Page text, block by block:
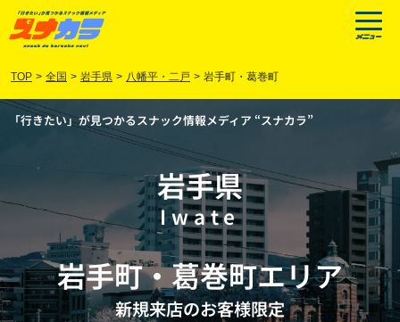
TOP > 全国 > 岩手県 > 八幡平・二戸 > 岩手町・葛巻町
「行きたい」が見つかるスナック情報メディア “スナカラ”
岩手県
Iwate
岩手町・葛巻町エリア
新規来店のお客様限定